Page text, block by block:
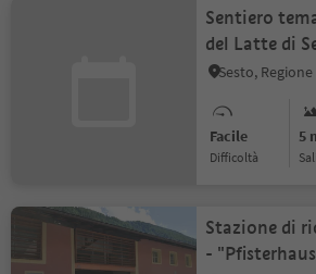
Sentiero
del Latte di
Sesto,
Facile
Difficoltà
5
Stazione di
-